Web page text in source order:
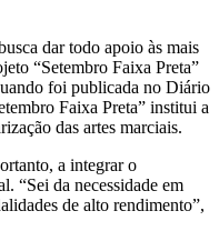
dar todo apoio às mais
“Setembro Faixa Preta”
foi publicada no Diário
Faixa Preta” institui a
das artes marciais.
a integrar o
“Sei da necessidade em
de alto rendimento”,